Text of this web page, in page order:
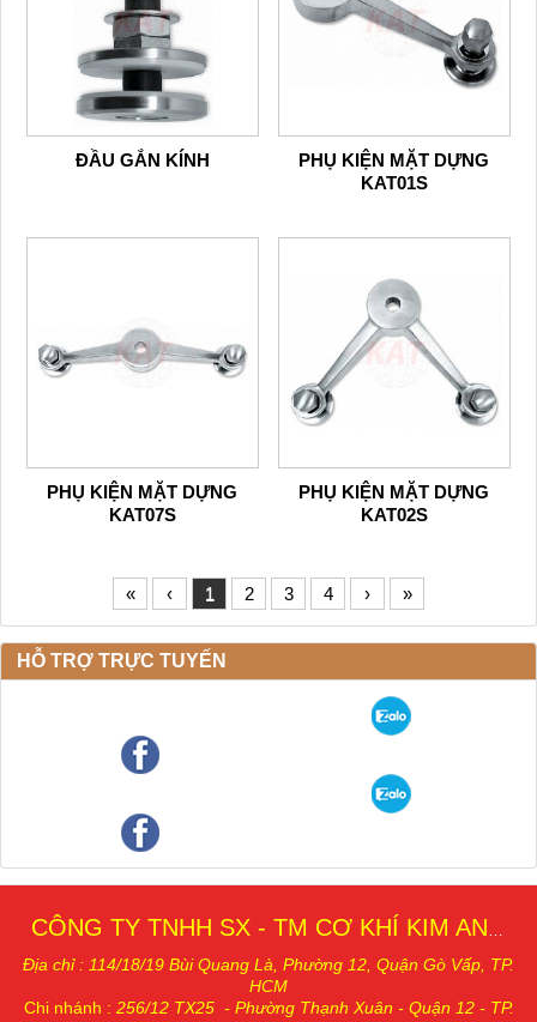
ĐẦU GẮN KÍNH
PHỤ KIỆN MẶT DỰNG
KAT01S
PHỤ KIỆN MẶT DỰNG
KAT07S
PHỤ KIỆN MẶT DỰNG
KAT02S
« ‹ 1 2 3 4 › »
HỖ TRỢ TRỰC TUYẾN
CÔNG TY TNHH SX - TM CƠ KHÍ KIM AN THÁI
Địa chỉ : 114/18/19 Bùi Quang Là, Phường 12, Quận Gò Vấp, TP.
HCM
Chi nhánh : 256/12 TX25 - Phường Thạnh Xuân - Quận 12 - TP.